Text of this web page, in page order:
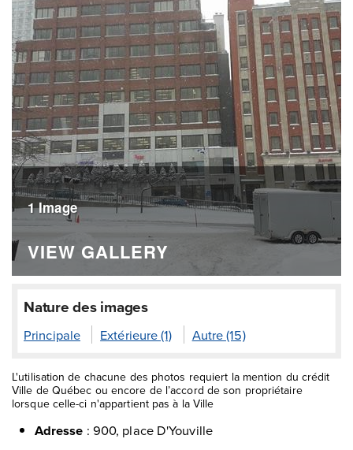
1 Image
VIEW GALLERY
Nature des images
Principale Extérieure (1) Autre (15)
L'utilisation de chacune des photos requiert la mention du crédit
Ville de Québec ou encore de l’accord de son propriétaire
lorsque celle-ci n'appartient pas à la Ville
Adresse : 900, place D'Youville